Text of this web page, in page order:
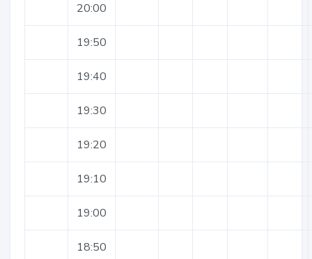
20:00
19:50
19:40
19:30
19:20
19:10
19:00
18:50